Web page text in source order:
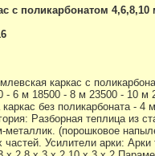
с поликарбонатом 4,6,8,10
каркас с
- 6 м 18500 - 8 м 23500 - 10
без поликарбоната -
Разборная теплица
(порошковое
Усилители арки: